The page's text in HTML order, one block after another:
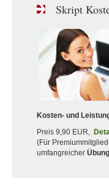
Skript
Kosten- und
Preis 9,90 EUR,
(Für
umfangreicher